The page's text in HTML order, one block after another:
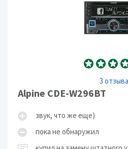
3 отзыва
Alpine CDE-W296BT
звук, что же еще)
пока не обнаружил